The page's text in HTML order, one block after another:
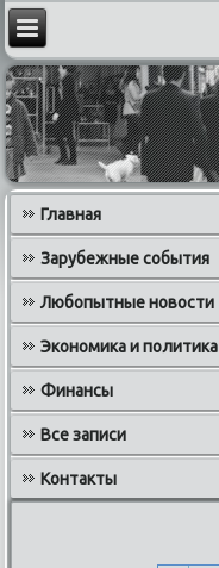
Главная
Зарубежные события
Любопытные новости
Экономика и политика
Финансы
Все записи
Контакты